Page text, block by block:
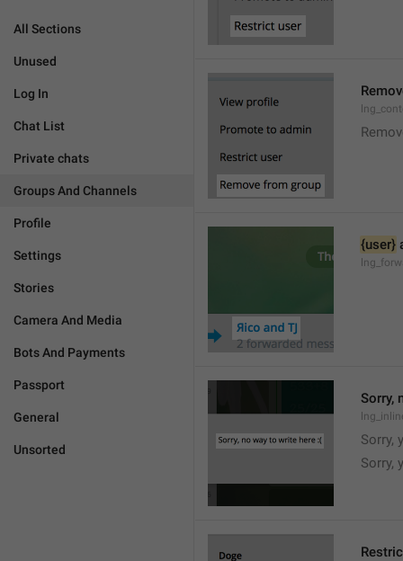
All Sections
Unused
Log In
Chat List
Private chats
Groups And Channels
Profile
Settings
Stories
Camera And Media
Bots And Payments
Passport
General
Unsorted
{user}
Sorry,
Sorry,
Sorry,